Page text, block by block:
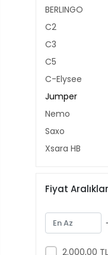
BERLINGO
C2
C3
C5
C-Elysee
Jumper
Nemo
Saxo
Xsara HB
Fiyat
2.000,00